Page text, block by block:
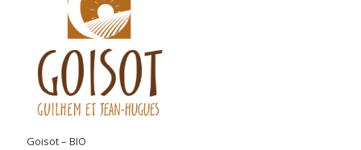
Goisot – BIO